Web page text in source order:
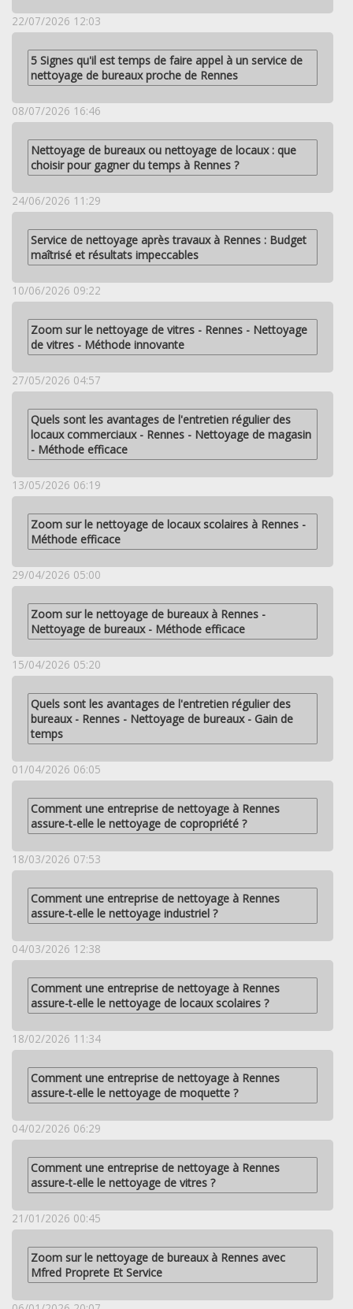
22/07/2026 12:03
5 Signes qu'il est temps de faire appel à un service de
nettoyage de bureaux proche de Rennes
08/07/2026 16:46
Nettoyage de bureaux ou nettoyage de locaux : que
choisir pour gagner du temps à Rennes ?
24/06/2026 11:29
Service de nettoyage après travaux à Rennes : Budget
maîtrisé et résultats impeccables
10/06/2026 09:22
Zoom sur le nettoyage de vitres - Rennes - Nettoyage
de vitres - Méthode innovante
27/05/2026 04:57
Quels sont les avantages de l'entretien régulier des
locaux commerciaux - Rennes - Nettoyage de magasin
- Méthode efficace
13/05/2026 06:19
Zoom sur le nettoyage de locaux scolaires à Rennes -
Méthode efficace
29/04/2026 05:00
Zoom sur le nettoyage de bureaux à Rennes -
Nettoyage de bureaux - Méthode efficace
15/04/2026 05:20
Quels sont les avantages de l'entretien régulier des
bureaux - Rennes - Nettoyage de bureaux - Gain de
temps
01/04/2026 06:05
Comment une entreprise de nettoyage à Rennes
assure-t-elle le nettoyage de copropriété ?
18/03/2026 07:53
Comment une entreprise de nettoyage à Rennes
assure-t-elle le nettoyage industriel ?
04/03/2026 12:38
Comment une entreprise de nettoyage à Rennes
assure-t-elle le nettoyage de locaux scolaires ?
18/02/2026 11:34
Comment une entreprise de nettoyage à Rennes
assure-t-elle le nettoyage de moquette ?
04/02/2026 06:29
Comment une entreprise de nettoyage à Rennes
assure-t-elle le nettoyage de vitres ?
21/01/2026 00:45
Zoom sur le nettoyage de bureaux à Rennes avec
Mfred Proprete Et Service